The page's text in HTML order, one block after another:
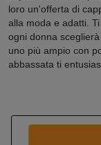
loro un'offerta di
alla moda e adatti.
ogni donna
uno più ampio con
abbassata ti